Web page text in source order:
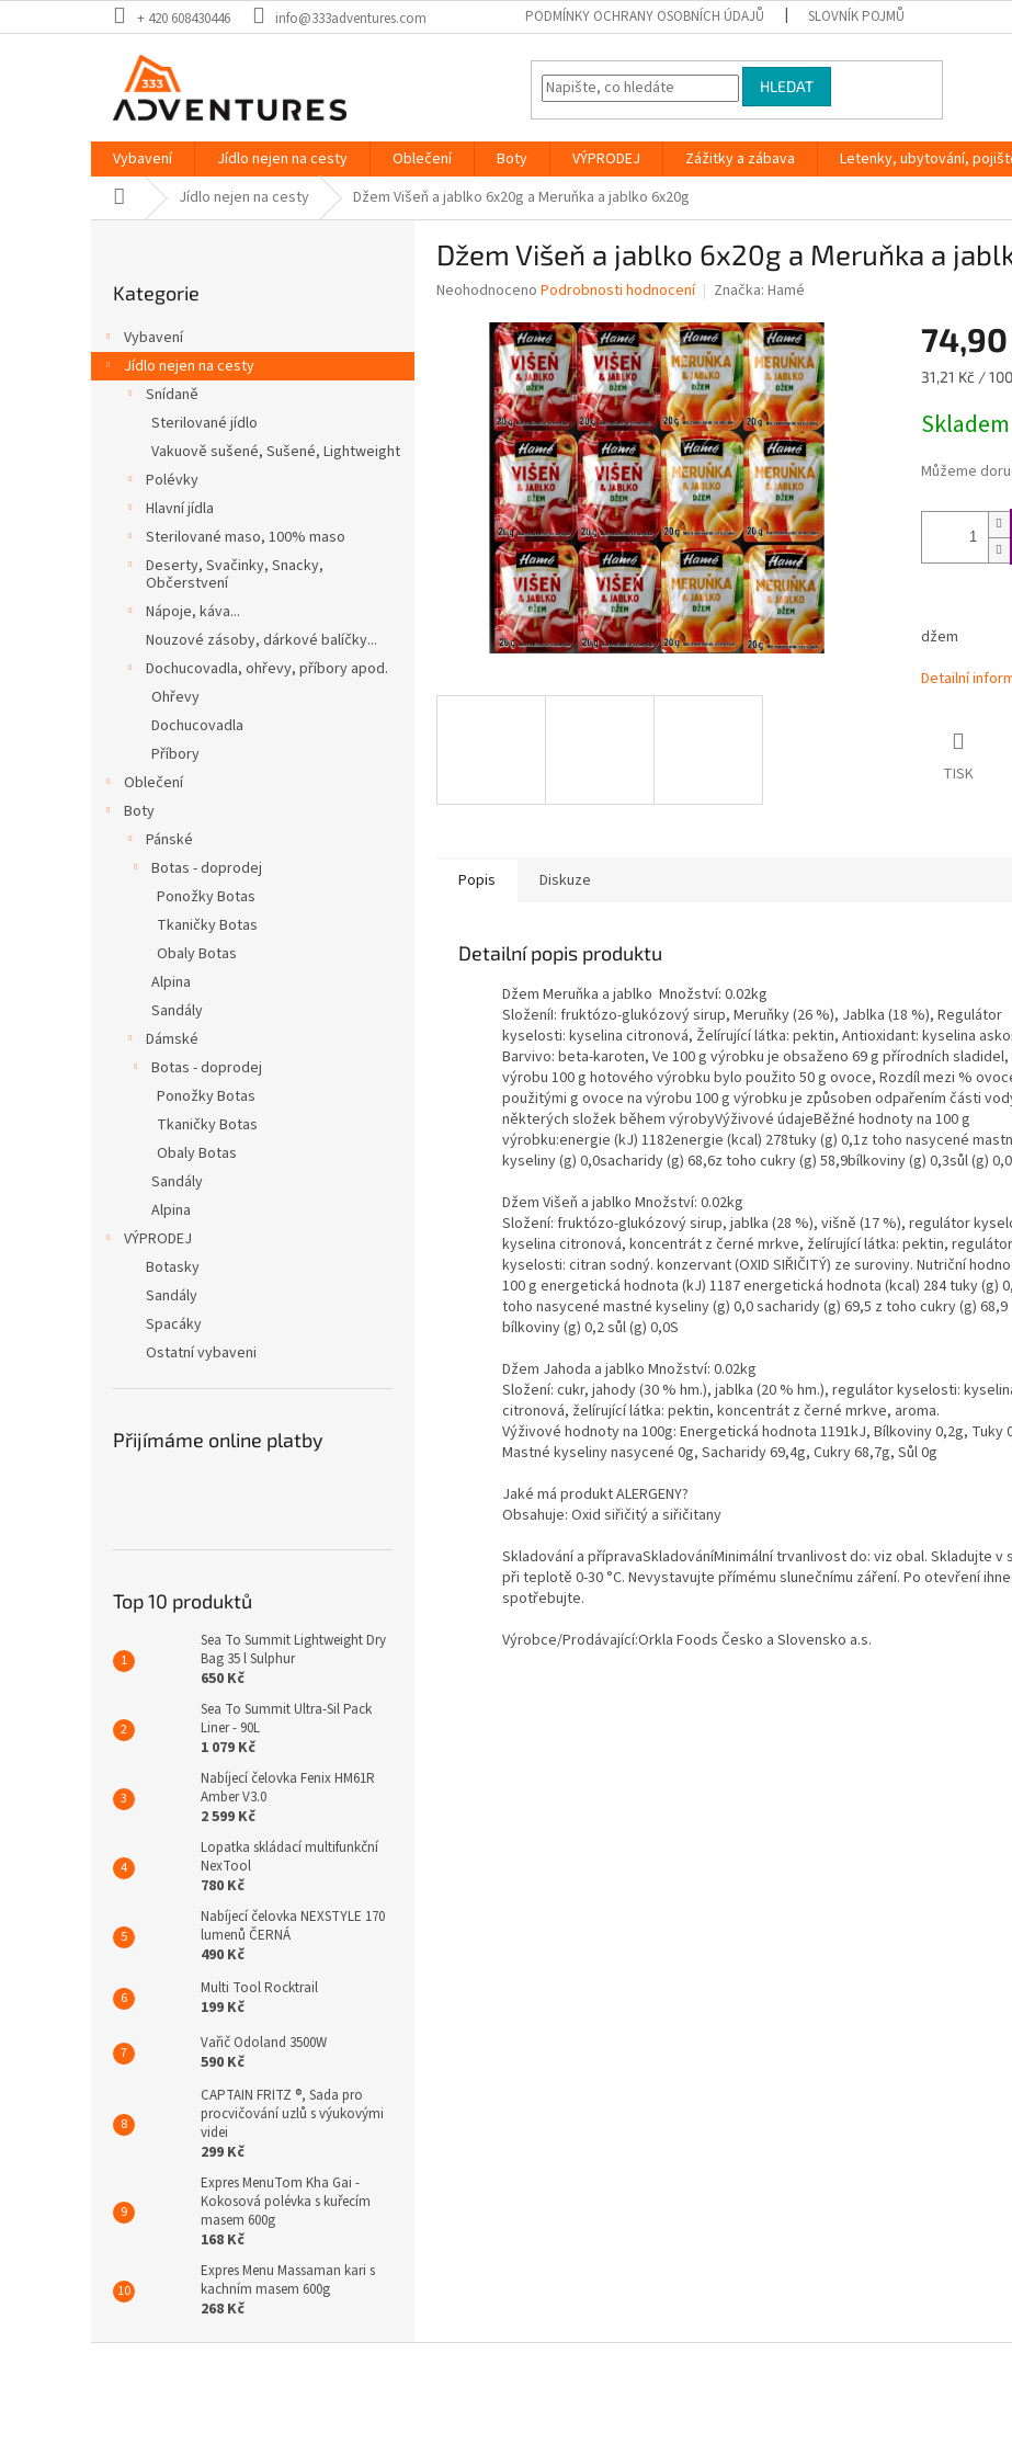
na
+ 420 608430446 info@333adventures.com PODMÍNKY OCHRANY OSOBNÍCH ÚDAJŮ SLOVNÍK POJMŮ
HLEDAT
Vybavení Jídlo nejen na cesty Oblečení Boty VÝPRODEJ Zážitky a zábava Letenky, ubytování,
Domů Jídlo nejen na cesty Džem Višeň a jablko 6x20g a Meruňka a jablko 6x20g
a
n
kategorie
Kategorie
Vybavení
Jídlo nejen na cesty
Snídaně
Sterilované jídlo
Vakuově sušené, Sušené, Lightweight
Polévky
Hlavní jídla
Sterilované maso, 100% maso
Deserty, Svačinky, Snacky,
Občerstvení
Nápoje, káva...
Nouzové zásoby, dárkové balíčky...
Dochucovadla, ohřevy, příbory apod.
Ohřevy
Dochucovadla
Příbory
Oblečení
Boty
Pánské
Botas - doprodej
Ponožky Botas
Tkaničky Botas
Obaly Botas
Alpina
Sandály
Dámské
Botas - doprodej
Ponožky Botas
Tkaničky Botas
Obaly Botas
Sandály
Alpina
VÝPRODEJ
Botasky
Sandály
Spacáky
Ostatní vybaveni
Přijímáme online platby
Top 10 produktů
Sea To Summit Lightweight Dry
Bag 35 l Sulphur
650 Kč
Sea To Summit Ultra-Sil Pack
Liner - 90L
1 079 Kč
Nabíjecí čelovka Fenix HM61R
Amber V3.0
2 599 Kč
Lopatka skládací multifunkční
NexTool
780 Kč
Nabíjecí čelovka NEXSTYLE 170
lumenů ČERNÁ
490 Kč
Multi Tool Rocktrail
199 Kč
Vařič Odoland 3500W
590 Kč
CAPTAIN FRITZ ®, Sada pro
procvičování uzlů s výukovými
videi
299 Kč
Expres MenuTom Kha Gai -
Kokosová polévka s kuřecím
masem 600g
168 Kč
Expres Menu Massaman kari s
kachním masem 600g
268 Kč
Džem Višeň a jablko 6x20g a Meruňka a
Průměrné
produktu
hvězdiček.
Neohodnoceno Podrobnosti hodnocení Značka: Hamé
74,90
Měrná
31,21 Kč /
Skladem
Můžeme
džem
Detailní
TISK
Popis Diskuze
Detailní popis produktu
Džem Meruňka a jablko Množství: 0.02kg
SloženíI: fruktózo-glukózový sirup, Meruňky (26 %), Jablka (18 %), Regulátor
kyselosti: kyselina citronová, Želírující látka: pektin, Antioxidant: kyselina
Barvivo: beta-karoten, Ve 100 g výrobku je obsaženo 69 g přírodních sladidel,
výrobu 100 g hotového výrobku bylo použito 50 g ovoce, Rozdíl mezi %
použitými g ovoce na výrobu 100 g výrobku je způsoben odpařením části
některých složek během výrobyVýživové údajeBěžné hodnoty na 100 g
výrobku:energie (kJ) 1182energie (kcal) 278tuky (g) 0,1z toho nasycené
kyseliny (g) 0,0sacharidy (g) 68,6z toho cukry (g) 58,9bílkoviny (g) 0,3sůl (g) 0,0
Džem Višeň a jablko Množství: 0.02kg
Složení: fruktózo-glukózový sirup, jablka (28 %), višně (17 %), regulátor
kyselina citronová, koncentrát z černé mrkve, želírující látka: pektin, regulátor
kyselosti: citran sodný. konzervant (OXID SIŘIČITÝ) ze suroviny. Nutriční
100 g energetická hodnota (kJ) 1187 energetická hodnota (kcal) 284 tuky (g)
toho nasycené mastné kyseliny (g) 0,0 sacharidy (g) 69,5 z toho cukry (g) 68,9
bílkoviny (g) 0,2 sůl (g) 0,0S
Džem Jahoda a jablko Množství: 0.02kg
Složení: cukr, jahody (30 % hm.), jablka (20 % hm.), regulátor kyselosti:
citronová, želírující látka: pektin, koncentrát z černé mrkve, aroma.
Výživové hodnoty na 100g: Energetická hodnota 1191kJ, Bílkoviny 0,2g, Tuky
Mastné kyseliny nasycené 0g, Sacharidy 69,4g, Cukry 68,7g, Sůl 0g
Jaké má produkt ALERGENY?
Obsahuje: Oxid siřičitý a siřičitany
Skladování a přípravaSkladováníMinimální trvanlivost do: viz obal. Skladujte v
při teplotě 0-30 °C. Nevystavujte přímému slunečnímu záření. Po otevření
spotřebujte.
Výrobce/Prodávající:Orkla Foods Česko a Slovensko a.s.